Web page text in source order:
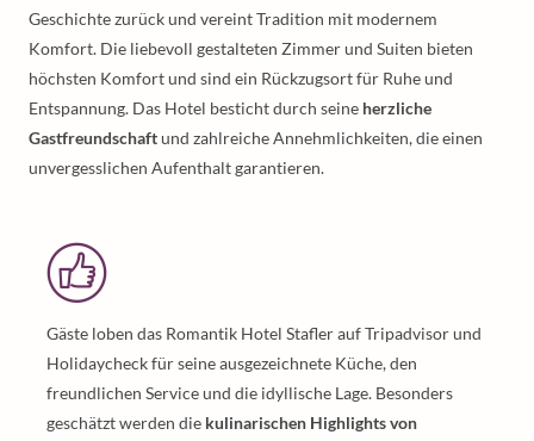
Geschichte zurück und vereint Tradition mit modernem
Komfort. Die liebevoll gestalteten Zimmer und Suiten bieten
höchsten Komfort und sind ein Rückzugsort für Ruhe und
Entspannung. Das Hotel besticht durch seine herzliche
Gastfreundschaftund zahlreiche Annehmlichkeiten, die einen
unvergesslichen Aufenthalt garantieren.
Gäste loben das Romantik Hotel Stafler auf Tripadvisor und
Holidaycheck für seine ausgezeichnete Küche, den
freundlichen Service und die idyllische Lage. Besonders
geschätzt werden die kulinarischen Highlights von